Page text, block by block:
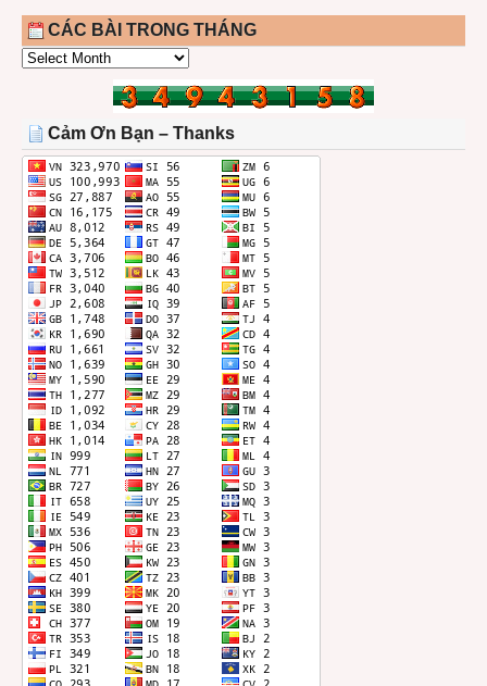
CÁC BÀI TRONG THÁNG
CÁC
THÁNG
Cảm Ơn Bạn – Thanks